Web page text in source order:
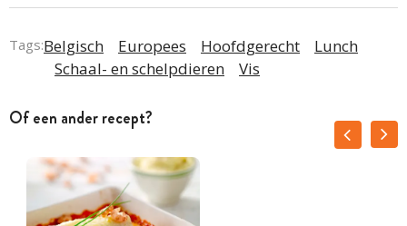
Tags:Belgisch Europees Hoofdgerecht
Lunch
Schaal- en schelpdieren
Vis
Of een ander recept?